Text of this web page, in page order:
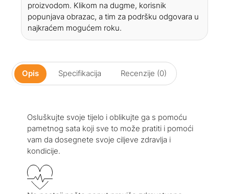
proizvodom. Klikom na dugme, korisnik
popunjava obrazac, a tim za podršku odgovara u
najkraćem mogućem roku.
Opis Specifikacija Recenzije (0)
Osluškujte svoje tijelo i oblikujte ga s pomoću
pametnog sata koji sve to može pratiti i pomoći
vam da dosegnete svoje ciljeve zdravlja i
kondicije.